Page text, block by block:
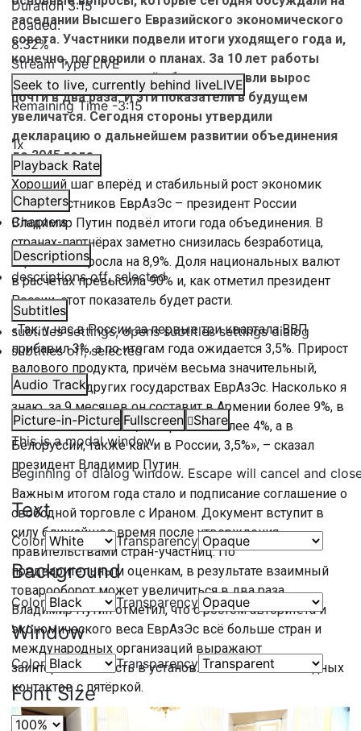
Duration3:15
Loaded:
8.32%
Stream Type LIVE
Seek to live, currently behind liveLIVE
Remaining Time-3:15
1x
Playback Rate
Chapters
Chapters
Descriptions
descriptions off, selected
Subtitles
subtitles settings, opens subtitles settings dialog
subtitles off, selected
Audio Track
Picture-in-Picture Fullscreen
Share
This is a modal window.
Beginning of dialog window. Escape will cancel and
Text
Color Transparency
Background
Color Transparency
Window
Color Transparency
Font Size
заседании Высшего Евразийского экономического
совета. Участники подвели итоги уходящего года и,
конечно, поговорили о планах. За 10 лет работы
организации взаимный объем торговли вырос
почти в два раза. И эти показатели в будущем
увеличатся. Сегодня стороны утвердили
декларацию о дальнейшем развитии объединения
до 2045 года.
Хороший шаг вперёд и стабильный рост экономик
стран участников ЕврАзЭс – президент России
Владимир Путин подвёл итоги года объединения. В
странах-партнёрах заметно снизилась безработица,
торговля выросла на 8,9%. Доля национальных валют
в расчётах превысила 90% и, как отметил президент
России, этот показатель будет расти.
«Так, у нас в России за первые три квартала ВВП
прибавил 3%, а по итогам года ожидается 3,5%. Прирост
валового продукта, причём весьма значительный,
имеется и в других государствах ЕврАзЭс. Насколько я
знаю, за 9 месяцев он составит в Армении более 9%, в
Казахстане почти 5%, в Киргизии более 4%, а в
Белоруссии, также как и в России, 3,5%», – сказал
президент Владимир Путин.
Важным итогом года стало и подписание соглашение о
свободной торговле с Ираном. Документ вступит в
силу ближайшее время после утверждения
правительствами стран-участниц. По
предварительным оценкам, в результате взаимный
товарооборот может увеличиться в два раза.
Владимир Путин отметил, что с ростом авторитета и
экономического веса ЕврАзЭс всё больше стран и
международных организаций выражают
заинтересованность в установлении взаимовыгодных
контактов с пятёркой.